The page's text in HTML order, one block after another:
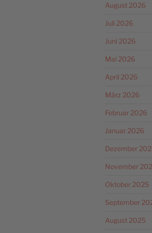
August 2026
Juli 2026
Juni 2026
Mai 2026
April 2026
März 2026
Februar 2026
Januar 2026
Dezember
November
Oktober 2025
September
August 2025